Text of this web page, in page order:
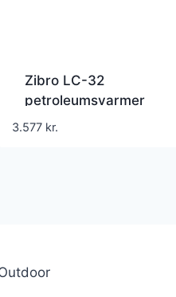
Zibro LC-32
petroleumsvarmer
3.577 kr.